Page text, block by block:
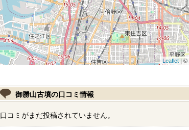
Leaflet| ©
御勝山古墳の口コミ情報
口コミがまだ投稿されていません。